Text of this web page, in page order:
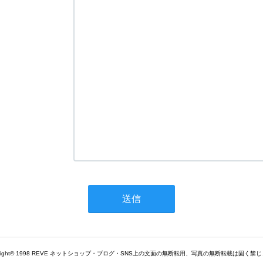
1998 REVE ネットショップ・ブログ・SNS上の文面の無断転用、写真の無断転載は固く禁じ